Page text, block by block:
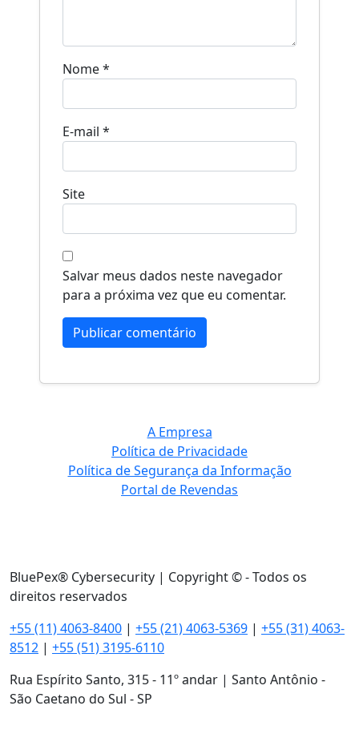
Nome*
E-mail*
Site
Salvar meus dados neste navegador
para a próxima vez que eu comentar.
A Empresa
Política de Privacidade
Política de Segurança da Informação
Portal de Revendas
BluePex® Cybersecurity | Copyright © - Todos os
direitos reservados
+55 (11) 4063-8400 | +55 (21) 4063-5369 | +55 (31) 4063-
8512 | +55 (51) 3195-6110
Rua Espírito Santo, 315 - 11º andar | Santo Antônio -
São Caetano do Sul - SP